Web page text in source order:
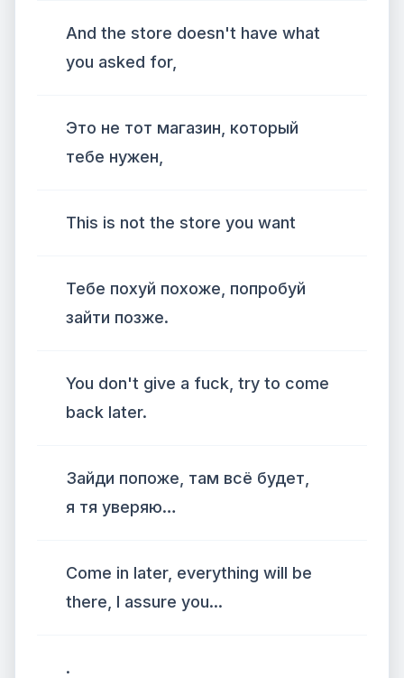
And the store doesn't have what
you asked for,
Это не тот магазин, который
тебе нужен,
This is not the store you want
Тебе похуй похоже, попробуй
зайти позже.
You don't give a fuck, try to come
back later.
Зайди попоже, там всё будет,
я тя уверяю…
Come in later, everything will be
there, I assure you...
.